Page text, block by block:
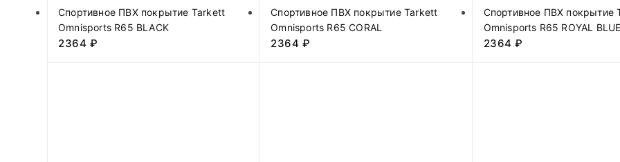
Спортивное ПВХ покрытие Tarkett
Omnisports R65 BLACK
2364 ₽
Спортивное ПВХ покрытие Tarkett
Omnisports R65 CORAL
2364 ₽
Спортивное ПВХ покрытие
Omnisports R65 ROYAL
2364 ₽